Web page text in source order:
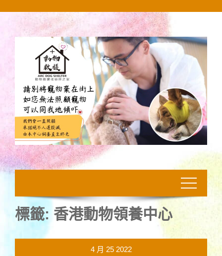
標籤: 香港動物領養中心
4 月 25 2022